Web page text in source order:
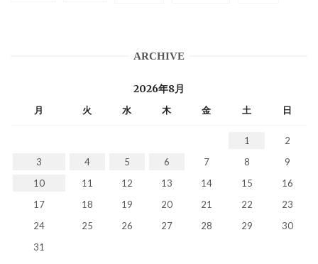
ARCHIVE
2026年8月
月 火 水 木 金 土 日
1
2
3
4 5 6 7 8
9
10
11 12 13 14 15
16
17
18 19 20 21 22
23
24
25 26 27 28 29
30
31